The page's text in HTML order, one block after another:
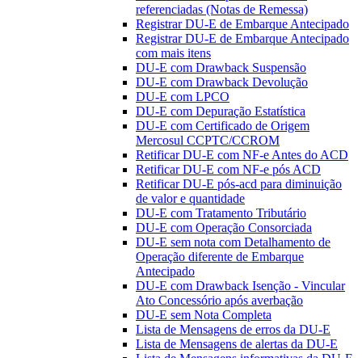
referenciadas (Notas de Remessa)
Registrar DU-E de Embarque Antecipado
Registrar DU-E de Embarque Antecipado
com mais itens
DU-E com Drawback Suspensão
DU-E com Drawback Devolução
DU-E com LPCO
DU-E com Depuração Estatística
DU-E com Certificado de Origem
Mercosul CCPTC/CCROM
Retificar DU-E com NF-e Antes do ACD
Retificar DU-E com NF-e pós ACD
Retificar DU-E pós-acd para diminuição
de valor e quantidade
DU-E com Tratamento Tributário
DU-E com Operação Consorciada
DU-E sem nota com Detalhamento de
Operação diferente de Embarque
Antecipado
DU-E com Drawback Isenção - Vincular
Ato Concessório após averbação
DU-E sem Nota Completa
Lista de Mensagens de erros da DU-E
Lista de Mensagens de alertas da DU-E